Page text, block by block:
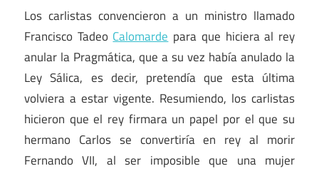
Los carlistas convencieron a un ministro llamado
Francisco TadeoCalomardepara que hiciera al rey
anular la Pragmática, que a su vez había anulado la
Ley Sálica, es decir, pretendía que esta última
volviera a estar vigente. Resumiendo, los carlistas
hicieron que el rey firmara un papel por el que su
hermano Carlos se convertiría en rey al morir
Fernando VII, al ser imposible que una mujer